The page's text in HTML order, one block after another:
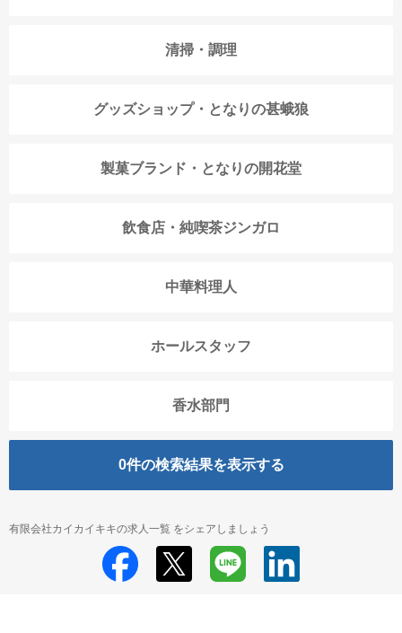
清掃・調理
グッズショップ・となりの甚蛾狼
製菓ブランド・となりの開花堂
飲食店・純喫茶ジンガロ
中華料理人
ホールスタッフ
香水部門
0件の検索結果を表示する
有限会社カイカイキキの求人一覧 をシェアしましょう